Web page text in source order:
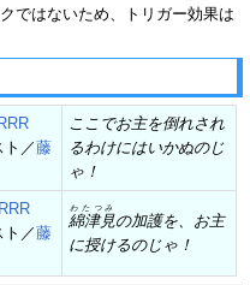
ではないため、トリガー効果は
RRR
／藤
ここでお主を倒れされ
るわけにはいかぬのじ
ゃ！
RRR
／藤
綿津見
わたつみ
の加護を、お主
に授けるのじゃ！